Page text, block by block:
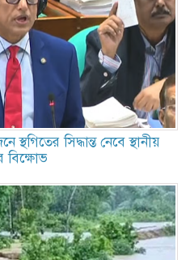
সিদ্ধান্ত নেবে স্থানীয়
বিক্ষোভ